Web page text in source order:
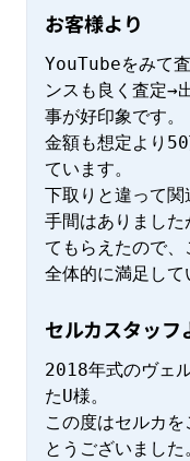
お客様より
YouTubeをみて
ンスも良く査定→
事が好印象です。
金額も想定より
ています。
下取りと違って
手間はありまし
てもらえたので
全体的に満足して
セルカスタッフ
2018年式のヴェ
たU様。
この度はセルカ
とうございました